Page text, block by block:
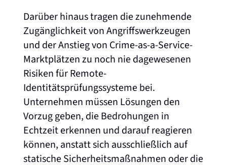
Darüber hinaus tragen die zunehmende
Zugänglichkeit von Angriffswerkzeugen
und der Anstieg von Crime-as-a-Service-
Marktplätzen zu noch nie dagewesenen
Risiken für Remote-
Identitätsprüfungssysteme bei.
Unternehmen müssen Lösungen den
Vorzug geben, die Bedrohungen in
Echtzeit erkennen und darauf reagieren
können, anstatt sich ausschließlich auf
statische Sicherheitsmaßnahmen oder die